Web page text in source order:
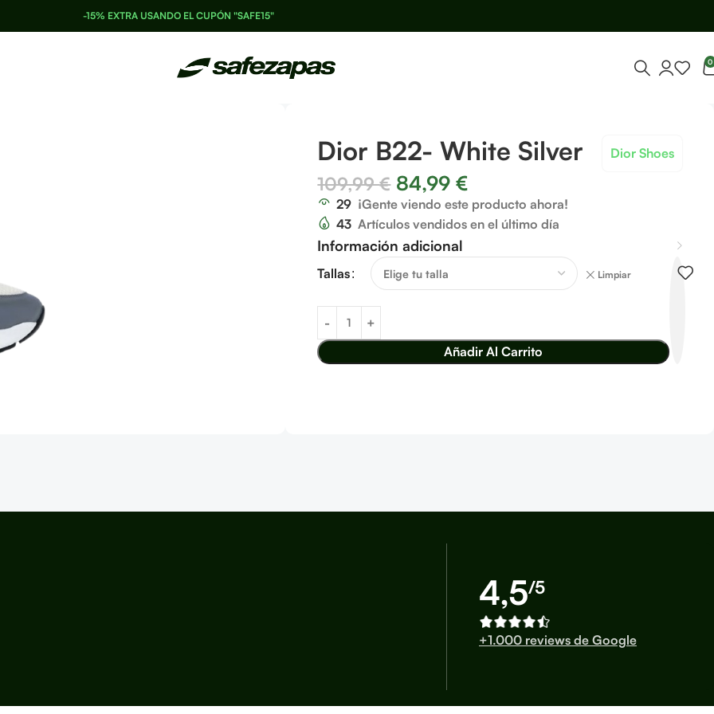
-15% EXTRA USANDO EL CUPÓN "SAFE15"
0
Dior B22- White Silver Dior Shoes
109,99€ 84,99€
29 ¡Gente viendo este producto ahora!
43 Artículos vendidos en el último día
Información adicional
Tallas Limpiar
Añadir Al Carrito
4,5/5
+1.000 reviews de Google